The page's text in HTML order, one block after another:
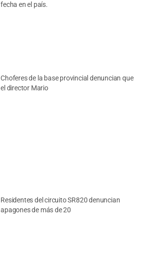
fecha en el país.
Choferes de la base provincial denuncian que
el director Mario
Residentes del circuito SR820 denuncian
apagones de más de 20